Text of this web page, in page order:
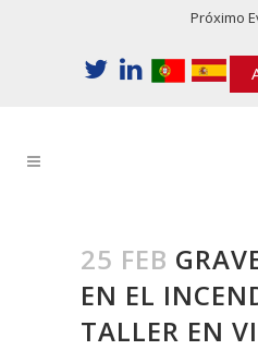
Próximo
25 FEB
EN EL
TALLER EN